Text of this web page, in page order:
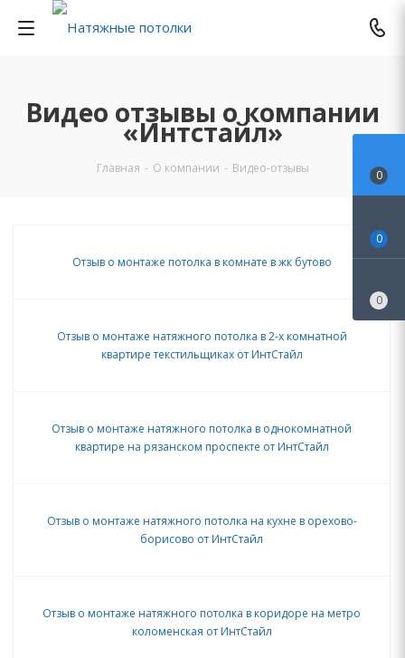
Видео отзывы о компании
«Интстайл»
Главная - О компании - Видео-отзывы
Отзыв о монтаже потолка в комнате в жк бутово
Отзыв о монтаже натяжного потолка в 2-х комнатной
квартире текстильщиках от ИнтСтайл
Отзыв о монтаже натяжного потолка в однокомнатной
квартире на рязанском проспекте от ИнтСтайл
Отзыв о монтаже натяжного потолка на кухне в орехово-
борисово от ИнтСтайл
Отзыв о монтаже натяжного потолка в коридоре на метро
коломенская от ИнтСтайл
0
0
0